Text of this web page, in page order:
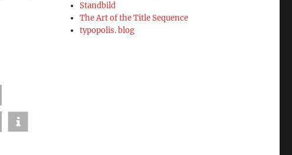
Standbild
The Art of the Title Sequence
typopolis. blog